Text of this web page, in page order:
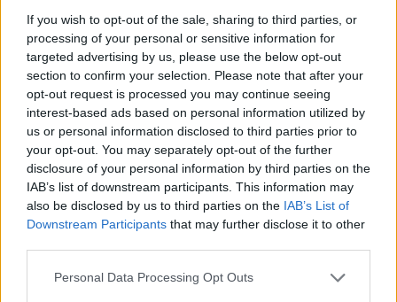
If you wish to opt-out of the sale, sharing to third parties, or
processing of your personal or sensitive information for
targeted advertising by us, please use the below opt-out
section to confirm your selection. Please note that after your
opt-out request is processed you may continue seeing
interest-based ads based on personal information utilized by
us or personal information disclosed to third parties prior to
your opt-out. You may separately opt-out of the further
disclosure of your personal information by third parties on the
IAB’s list of downstream participants. This information may
also be disclosed by us to third parties on the IAB’s List of
Downstream Participants that may further disclose it to other
Please note that this website/app uses one or more Google
Personal Data Processing Opt Outs
Ομοβροντία ερωτήσεων δέχτηκε ο Ρώσος πρόεδρος με το που
πάτησε το πόδι του στην Αλάσκα.
16.08.2025 00:41
Συντακτική
Flash.gr